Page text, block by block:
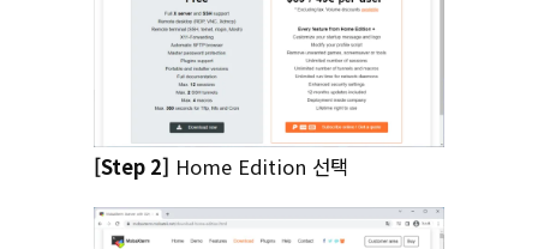
[Step 2] Home Edition 선택